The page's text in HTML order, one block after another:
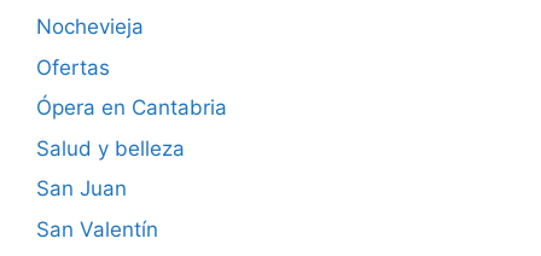
Nochevieja
Ofertas
Ópera en Cantabria
Salud y belleza
San Juan
San Valentín